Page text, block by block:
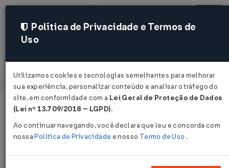
Acessar
Página Inicial
Legislações
Política de Privacidade e Termos de
Uso
Utilizamos cookies e tecnologias semelhantes para melhorar
sua experiência, personalizar conteúdo e analisar o tráfego do
site, em conformidade com a Lei Geral de Proteção de Dados
(Lei nº 13.709/2018 – LGPD).
Ao continuar navegando, você declara que leu e concorda com
nossaPolítica de Privacidade e nosso Termo de Uso .